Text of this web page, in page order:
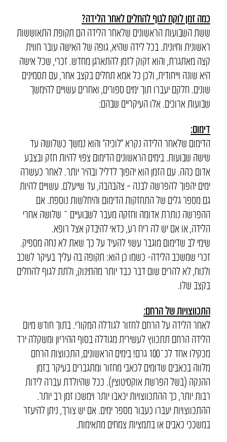
כמה זמן לוקח לגוף להחלים לאחר הלידה?
ששת השבועות הראשונים שלאחר הלידה הם תקופת התאוששות
ראשונית וחיונית. בכל לידה שהיא, גופה של האישה עובר חווית
קצה מאתגרת, והוא זקוק לזמן להתארגן מחדש. זכרי, שכל אישה
היא שונה וייחודית, ולכן כל אמא תחלים בקצב אחר, עם תסמינים
שונים. חלקם יעברו תוך ימים ספורים, ואחרים עשויים להימשך
שבועות ארוכים. אלו העיקריים שבהם:
דימום:
הדימום שלאחר הלידה נקרא “לוכיה” והוא נמשך כשלושה עד
שישה שבועות. בימים הראשונים הדימום צפוי להיות חזק ובצבע
אדום כהה. עם הזמן הוא יהפוך לדליל ובהיר יותר. לאחר כעשרה
ימים יהפוך להפרשה לבנה – צהבהבה, עד שייעלם. עשויים להיות
גם מספר גלים של התחזקות הדימום והיחלשות נוספת. אם
ההפרשה נותרת אדומה וחזקה מעבר לשבועיים ־ שלושה אחרי
הלידה, או אם יש לה ריח רע, כדאי להיבדק אצל רופא.
שימי לב שדימום מוגבר עשוי להעיד על כך שאת לא נחה מספיק.
זכרי שמשכב הלידה- כשמו כן הוא: תקופה בה עליך בעיקר לשכב
ולנוח, לא להרים שום דבר כבד יותר מהתינוק, ולתת לגוף להחלים
בקצב שלו.
התכווצויות של הרחם:
לאחר הלידה על הרחם לחזור לגודלה המקורי. בתוך חודש מיום
הלידה הרחם תתכווץ לעשירית מגודלה בסוף ההיריון ומשקלה ירד
מכקילו אחד לכ־100 גרם! בימים הראשונים, התכווצות הרחם
מלווה בכאבים שדומים לכאבי מחזור ומתגברים בעיקר בזמן
ההנקה (בשל הפרשת אוקסיטוצין). ככל שהיולדת עברה לידות
רבות יותר, כך ההתכווצויות יכאבו יותר וימשכו זמן רב יותר.
ההתכווצויות יעברו כעבור מספר ימים. אם יש צורך, ניתן להיעזר
במשככי כאבים או בתמציות צמחים מתאימות.